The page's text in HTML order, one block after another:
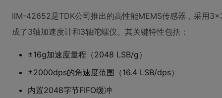
IIM-42652是TDK公司推出的高性能MEMS传感器，采用
成了3轴加速度计和3轴陀螺仪。其关键特性包括：
±16g加速度量程（2048 LSB/g）
±2000dps的角速度范围（16.4 LSB/dps）
内置2048字节FIFO缓冲